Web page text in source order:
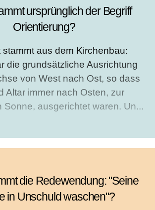
ursprünglich der Begriff
Orientierung?
stammt aus dem Kirchenbau:
die grundsätzliche Ausrichtung
von West nach Ost, so dass
Altar immer nach Osten, zur
Sonne, ausgerichtet waren. Un...
die Redewendung: "Seine
in Unschuld waschen"?